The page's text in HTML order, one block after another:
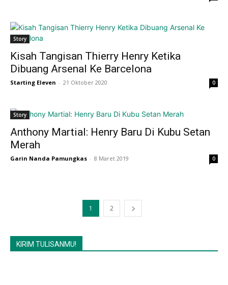
Story
Kisah Tangisan Thierry Henry Ketika
Dibuang Arsenal Ke Barcelona
Starting Eleven - 21 Oktober 2020 0
Story
Anthony Martial: Henry Baru Di Kubu Setan
Merah
Garin Nanda Pamungkas - 8 Maret 2019 0
1 2
KIRIM TULISANMU!